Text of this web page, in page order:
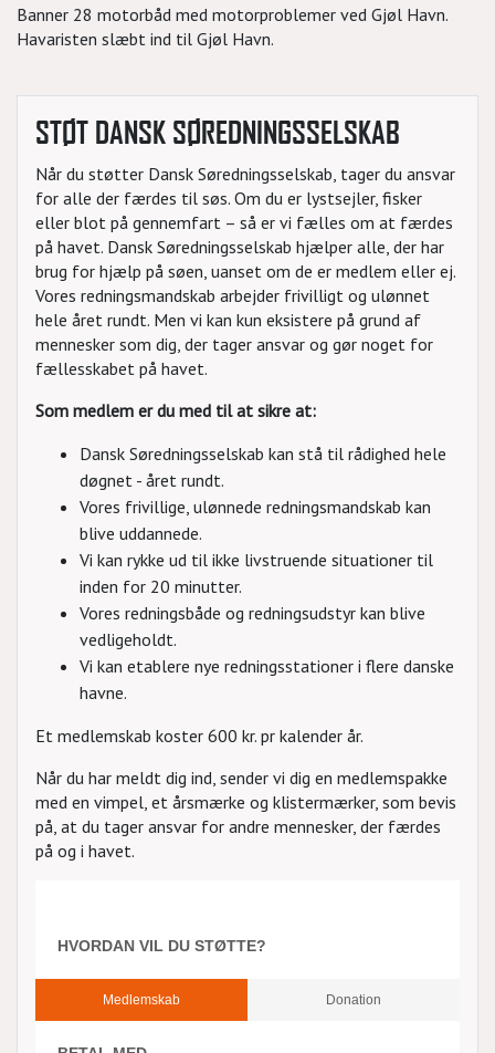
Banner 28 motorbåd med motorproblemer ved Gjøl Havn.
Havaristen slæbt ind til Gjøl Havn.
STØT DANSK SØREDNINGSSELSKAB
Når du støtter Dansk Søredningsselskab, tager du ansvar
for alle der færdes til søs. Om du er lystsejler, fisker
eller blot på gennemfart – så er vi fælles om at færdes
på havet. Dansk Søredningsselskab hjælper alle, der har
brug for hjælp på søen, uanset om de er medlem eller ej.
Vores redningsmandskab arbejder frivilligt og ulønnet
hele året rundt. Men vi kan kun eksistere på grund af
mennesker som dig, der tager ansvar og gør noget for
fællesskabet på havet.
Som medlem er du med til at sikre at:
Dansk Søredningsselskab kan stå til rådighed hele
døgnet - året rundt.
Vores frivillige, ulønnede redningsmandskab kan
blive uddannede.
Vi kan rykke ud til ikke livstruende situationer til
inden for 20 minutter.
Vores redningsbåde og redningsudstyr kan blive
vedligeholdt.
Vi kan etablere nye redningsstationer i flere danske
havne.
Et medlemskab koster 600 kr. pr kalender år.
Når du har meldt dig ind, sender vi dig en medlemspakke
med en vimpel, et årsmærke og klistermærker, som bevis
på, at du tager ansvar for andre mennesker, der færdes
på og i havet.